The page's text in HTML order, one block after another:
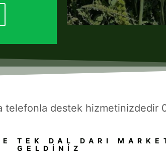
telefonla destek hizmetinizdedir
TEK DAL DARI
GELDINIZ